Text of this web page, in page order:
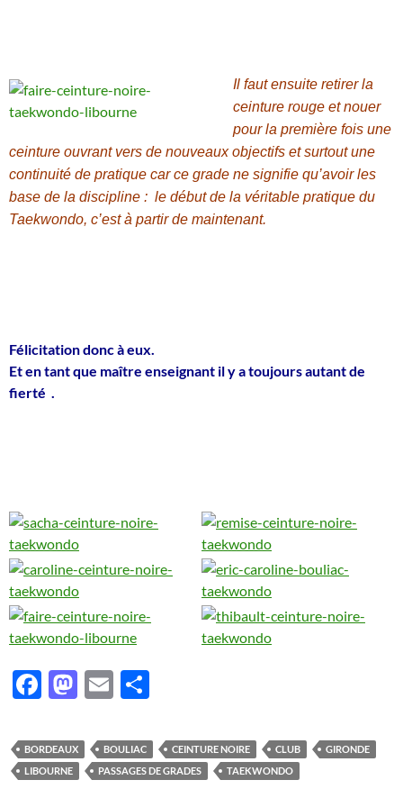
Il faut ensuite retirer la
ceinture rouge et nouer
pour la première fois une
ceinture ouvrant vers de nouveaux objectifs et surtout une
continuité de pratique car ce grade ne signifie qu’avoir les
base de la discipline : le début de la véritable pratique du
Taekwondo, c’est à partir de maintenant.
Félicitation donc à eux.
Et en tant que maître enseignant il y a toujours autant de
fierté .
F
e
b
M
to
d
E
ail ta
g
BORDEAUX BOULIAC CEINTURE NOIRE CLUB
GIRONDE
LIBOURNE
PASSAGES DE GRADES TAEKWONDO